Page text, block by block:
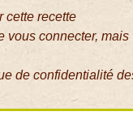
cette recette
vous connecter,
de confidentialité